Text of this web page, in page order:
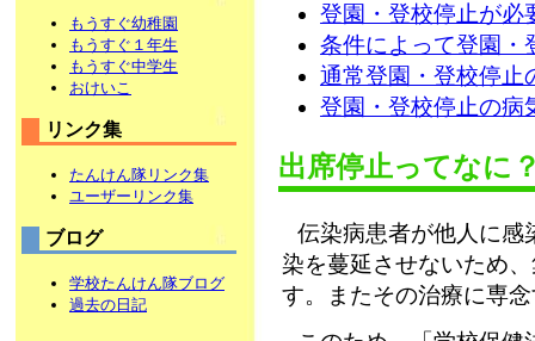
もうすぐ幼稚園
もうすぐ１年生
もうすぐ中学生
おけいこ
リンク集
たんけん隊リンク集
ユーザーリンク集
ブログ
学校たんけん隊ブログ
過去の日記
登園・登校停止が必
条件によって登園・
通常登園・登校停止
登園・登校停止の病
出席停止ってなに
伝染病患者が他人に感
染を蔓延させないため
す。またその治療に専